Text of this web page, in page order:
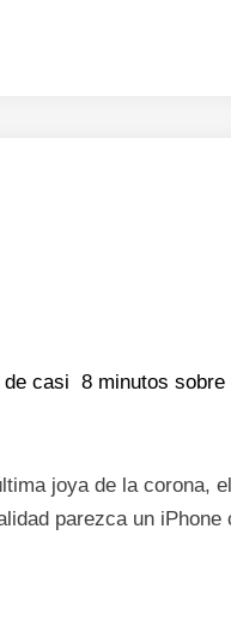
casi 8 minutos sobre
joya de la corona,
parezca un iPhone